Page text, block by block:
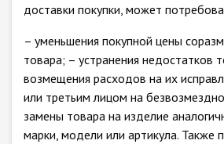
доставки покупки, может
– уменьшения покупной цены
товара; – устранения недостатков
возмещения расходов на их
или третьим лицом на
замены товара на изделие
марки, модели или артикула. Также